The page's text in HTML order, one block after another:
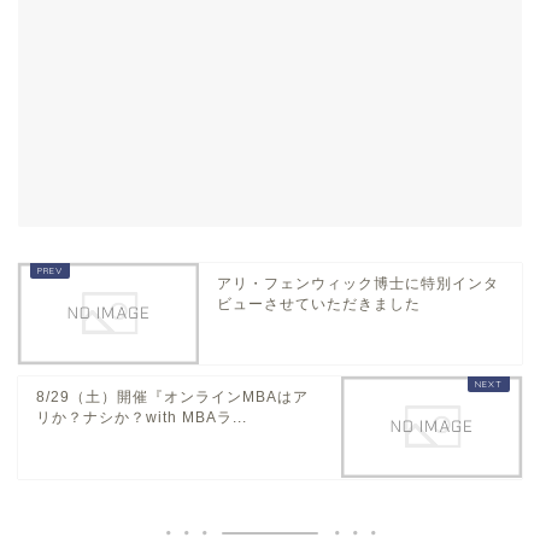
アリ・フェンウィック博士に特別インタ
ビューさせていただきました
8/29（土）開催『オンラインMBAはア
リか？ナシか？with MBAラ...